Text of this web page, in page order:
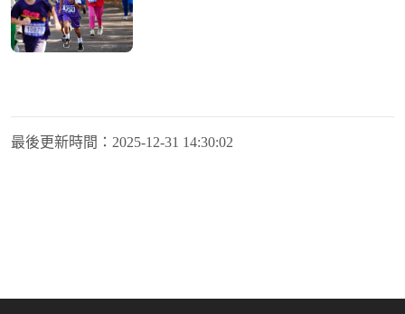
最後更新時間： 2025-12-31 14:30:02